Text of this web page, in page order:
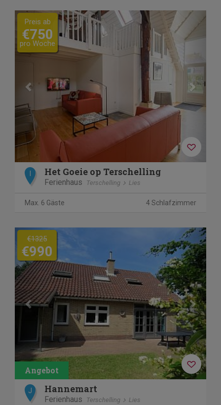
Previous Next
Preis ab
€750
pro Woche
Het Goeie op Terschelling
Ferienhaus Terschelling Lies
Max. 6 Gäste 4 Schlafzimmer
Previous Next
€1325
€990
J Hannemart
Ferienhaus Terschelling Lies